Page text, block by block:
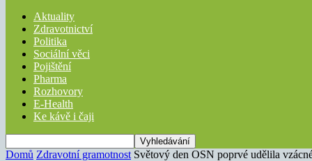
Aktuality
Zdravotnictví
Politika
Sociální věci
Pojištění
Pharma
Rozhovory
E-Health
Ke kávě i čaji
Domů Zdravotní gramotnost Světový den OSN poprvé udělila